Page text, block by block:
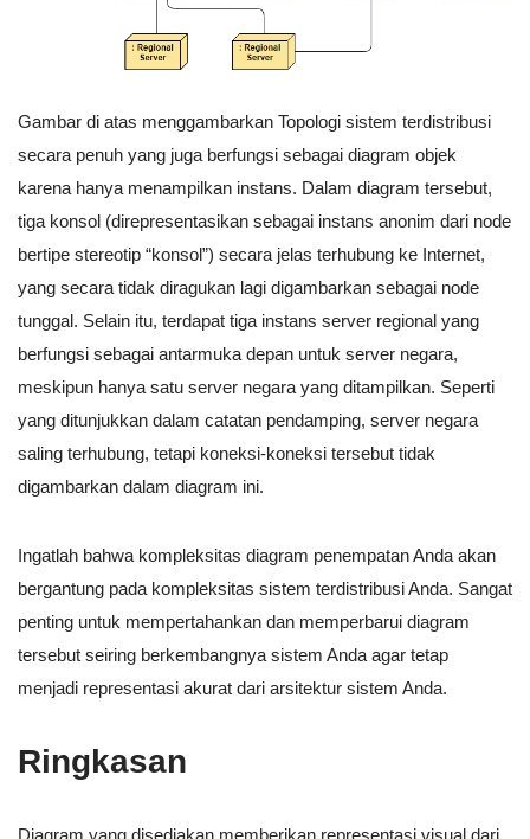
Gambar di atas menggambarkan Topologi sistem terdistribusi
secara penuh yang juga berfungsi sebagai diagram objek
karena hanya menampilkan instans. Dalam diagram tersebut,
tiga konsol (direpresentasikan sebagai instans anonim dari node
bertipe stereotip “konsol”) secara jelas terhubung ke Internet,
yang secara tidak diragukan lagi digambarkan sebagai node
tunggal. Selain itu, terdapat tiga instans server regional yang
berfungsi sebagai antarmuka depan untuk server negara,
meskipun hanya satu server negara yang ditampilkan. Seperti
yang ditunjukkan dalam catatan pendamping, server negara
saling terhubung, tetapi koneksi-koneksi tersebut tidak
digambarkan dalam diagram ini.
Ingatlah bahwa kompleksitas diagram penempatan Anda akan
bergantung pada kompleksitas sistem terdistribusi Anda. Sangat
penting untuk mempertahankan dan memperbarui diagram
tersebut seiring berkembangnya sistem Anda agar tetap
menjadi representasi akurat dari arsitektur sistem Anda.
Ringkasan
Diagram yang disediakan memberikan representasi visual dari